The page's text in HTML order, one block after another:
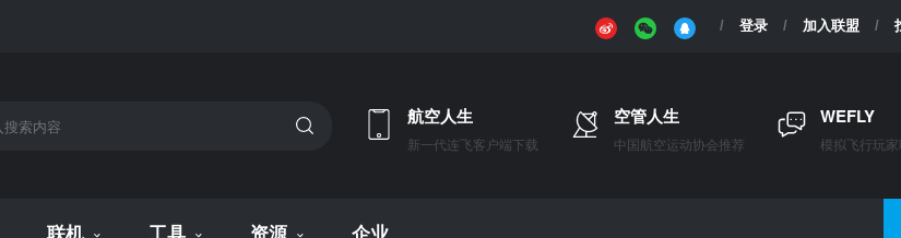
登录 加入联盟
航空人生
新一代连飞客户端下载
空管人生
中国航空运动协会推荐
WEFLY
模拟飞行玩
联机 工具 资源 企业